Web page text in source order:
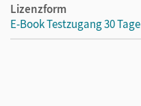
Lizenzform
E-Book Testzugang 30 Tage